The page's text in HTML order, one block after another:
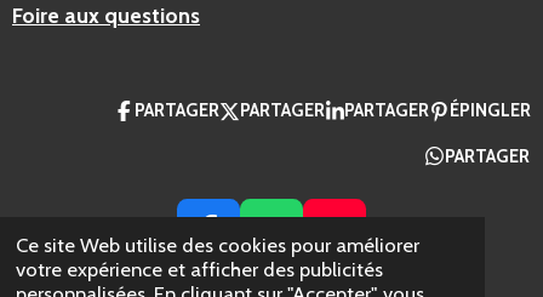
Ce site Web utilise des cookies pour améliorer
votre expérience et afficher des publicités
Foire aux questions
PARTAGER PARTAGER PARTAGER ÉPINGLER
PARTAGER
F
A
W
H
Y
O
© 2024 AZ Packaging France